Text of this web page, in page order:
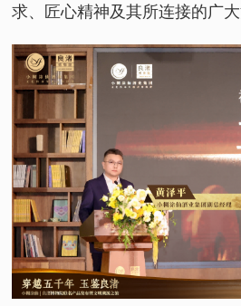
求、匠心精神及其所连接的广